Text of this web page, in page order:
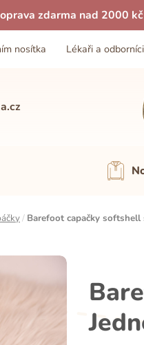
zdarma nad 2000
nosítka Lékaři a odborníci
/ Barefoot capačky softshell